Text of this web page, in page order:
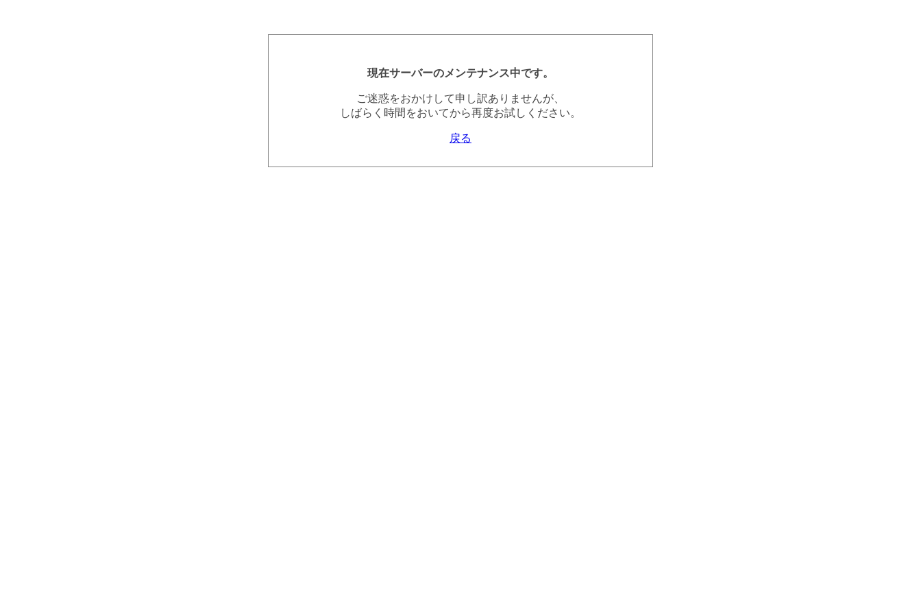
現在サーバーのメンテナンス中です。
ご迷惑をおかけして申し訳ありませんが、
しばらく時間をおいてから再度お試しください。
戻る